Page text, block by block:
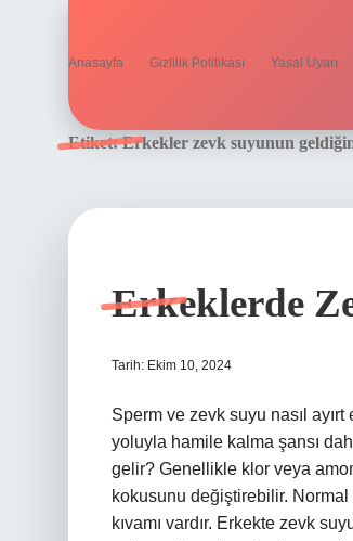
Anasayfa Gizlilik Politikası Yasal Uyarı
Etiket:Erkekler zevk suyunun
Erkeklerde
Tarih: Ekim 10, 2024
Sperm ve zevk suyu nasıl
yoluyla hamile kalma şansı
gelir? Genellikle klor veya
kokusunu değiştirebilir.
kıvamı vardır. Erkekte zevk